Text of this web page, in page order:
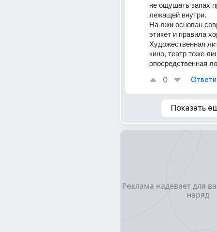
не ощущать запах
лежащей внутри.
На лжи основан
этикет и правила
Художественная
кино, театр тоже
опосредственная
0
Показать